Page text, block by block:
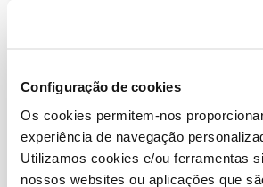
Configuração de cookies
Os cookies permitem-nos
experiência de navegação
Utilizamos cookies e/ou ferramentas
nossos websites ou aplicações que